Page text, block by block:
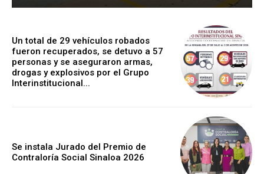
Un total de 29 vehículos robados
fueron recuperados, se detuvo a 57
personas y se aseguraron armas,
drogas y explosivos por el Grupo
Interinstitucional...
Se instala Jurado del Premio de
Contraloría Social Sinaloa 2026